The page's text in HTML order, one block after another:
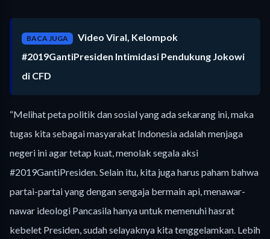
BACA JUGA
Video Viral, Kelompok
#2019GantiPresiden Intimidasi Pendukung Jokowi
di CFD
“Melihat peta politik dan sosial yang ada sekarang ini, maka
tugas kita sebagai masyarakat Indonesia adalah menjaga
negeri ini agar tetap kuat, menolak segala aksi
#2019GantiPresiden. Selain itu, kita juga harus paham bahwa
partai-partai yang dengan sengaja bermain api, menawar-
nawar ideologi Pancasila hanya untuk memenuhi hasrat
kebelet Presiden, sudah selayaknya kita tenggelamkan. Lebih